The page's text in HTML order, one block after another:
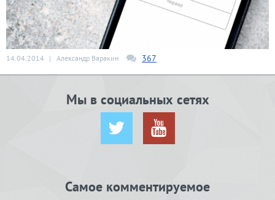
14.04.2014 | Александр Варакин 367
Мы в социальных сетях
Самое комментируемое